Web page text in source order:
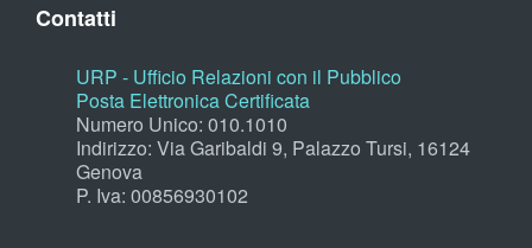
Contatti
URP - Ufficio Relazioni con il Pubblico
Posta Elettronica Certificata
Numero Unico: 010.1010
Indirizzo: Via Garibaldi 9, Palazzo Tursi, 16124
Genova
P. Iva: 00856930102